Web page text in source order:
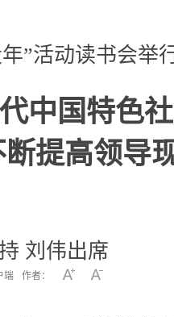
”活动读书会举
中国特色
提高领导
刘伟出席
端 作者：